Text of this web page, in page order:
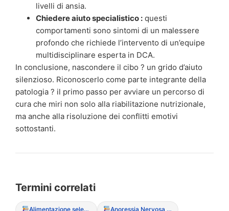
livelli di ansia.
Chiedere aiuto specialistico : questi
comportamenti sono sintomi di un malessere
profondo che richiede l’intervento di un’equipe
multidisciplinare esperta in DCA.
In conclusione, nascondere il cibo ? un grido d’aiuto
silenzioso. Riconoscerlo come parte integrante della
patologia ? il primo passo per avviare un percorso di
cura che miri non solo alla riabilitazione nutrizionale,
ma anche alla risoluzione dei conflitti emotivi
sottostanti.
Termini correlati
Alimentazione selettiva Anoressia Nervosa (Restrittiva/Purgativa)